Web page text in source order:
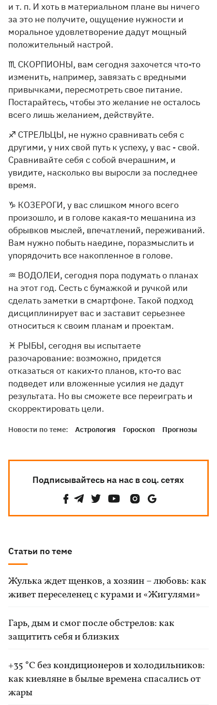
и т. п. И хоть в материальном плане вы ничего
за это не получите, ощущение нужности и
моральное удовлетворение дадут мощный
положительный настрой.
♏️ СКОРПИОНЫ, вам сегодня захочется что-то
изменить, например, завязать с вредными
привычками, пересмотреть свое питание.
Постарайтесь, чтобы это желание не осталось
всего лишь желанием, действуйте.
♐️ СТРЕЛЬЦЫ, не нужно сравнивать себя с
другими, у них свой путь к успеху, у вас - свой.
Сравнивайте себя с собой вчерашним, и
увидите, насколько вы выросли за последнее
время.
♑️ КОЗЕРОГИ, у вас слишком много всего
произошло, и в голове какая-то мешанина из
обрывков мыслей, впечатлений, переживаний.
Вам нужно побыть наедине, поразмыслить и
упорядочить все накопленное в голове.
♒️ ВОДОЛЕИ, сегодня пора подумать о планах
на этот год. Сесть с бумажкой и ручкой или
сделать заметки в смартфоне. Такой подход
дисциплинирует вас и заставит серьезнее
относиться к своим планам и проектам.
♓️ РЫБЫ, сегодня вы испытаете
разочарование: возможно, придется
отказаться от каких-то планов, кто-то вас
подведет или вложенные усилия не дадут
результата. Но вы сможете все переиграть и
скорректировать цели.
Новости по теме: Астрология Гороскоп Прогнозы
Подписывайтесь на нас в соц. сетях
Статьи по теме
Жулька ждет щенков, а хозяин – любовь: как
живет переселенец с курами и «Жигулями»
Гарь, дым и смог после обстрелов: как
защитить себя и близких
+35 °C без кондиционеров и холодильников:
как киевляне в былые времена спасались от
жары